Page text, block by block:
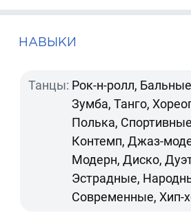
НАВЫКИ
Танцы: Рок-н-ролл,
Зумба, Танго,
Полька,
Контемп, Джаз-
Модерн, Диско,
Эстрадные,
Современные, Хип-